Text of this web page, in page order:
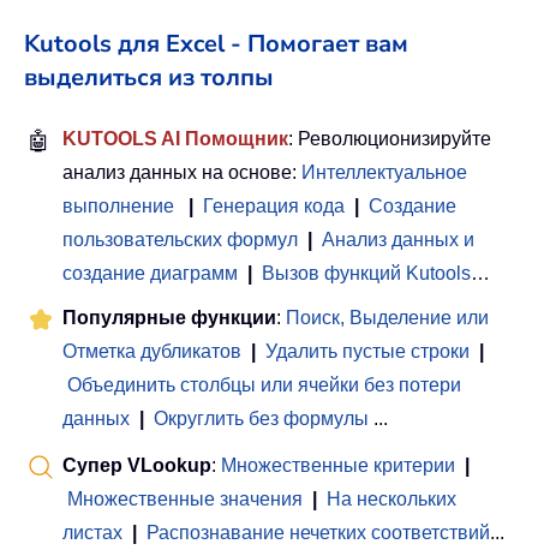
Kutools для Excel - Помогает вам
выделиться из толпы
🤖 KUTOOLS AI Помощник: Революционизируйте
анализ данных на основе: Интеллектуальное
выполнение
Генерация кода
Создание
пользовательских формул
Анализ данных и
создание диаграмм
Вызов функций Kutools…
Популярные функции: Поиск, Выделение или
Отметка дубликатов
Удалить пустые строки
Объединить столбцы или ячейки без потери
данных
Округлить без формулы ...
Супер VLookup: Множественные критерии
Множественные значения
На нескольких
листах
Распознавание нечетких соответствий...